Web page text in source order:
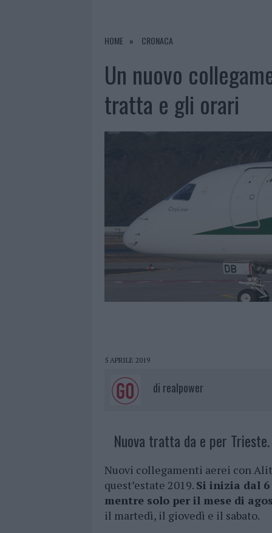
6 AGOSTO 2026
|
HOME CRONACA
Un nuovo
tratta e gli orari
5 APRILE 2019
di realpower
Nuova tratta da e per Trieste.
Nuovi collegamenti aerei con
quest’estate 2019. Si inizia dal
mentre solo per il mese di
il martedì, il giovedì e il sabato.